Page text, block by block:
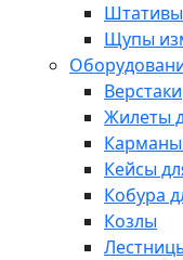
Штативы
Щупы
Верстаки
Жилеты
Карманы
Кейсы
Кобура
Козлы